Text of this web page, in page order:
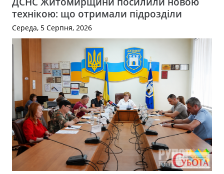
технікою: що отримали підрозділи
Середа, 5 Серпня, 2026